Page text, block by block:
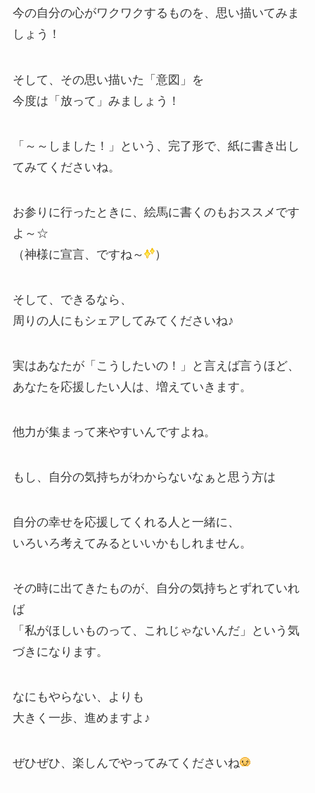
今の自分の心がワクワクするものを、思い描いてみま
しょう！
そして、その思い描いた「意図」を
今度は「放って」みましょう！
「～～しました！」という、完了形で、紙に書き出し
てみてくださいね。
お参りに行ったときに、絵馬に書くのもおススメです
よ～☆
（神様に宣言、ですね～
）
そして、できるなら、
周りの人にもシェアしてみてくださいね♪
実はあなたが「こうしたいの！」と言えば言うほど、
あなたを応援したい人は、増えていきます。
他力が集まって来やすいんですよね。
もし、自分の気持ちがわからないなぁと思う方は
自分の幸せを応援してくれる人と一緒に、
いろいろ考えてみるといいかもしれません。
その時に出てきたものが、自分の気持ちとずれていれ
ば
「私がほしいものって、これじゃないんだ」という気
づきになります。
なにもやらない、よりも
大きく一歩、進めますよ♪
ぜひぜひ、楽しんでやってみてくださいね